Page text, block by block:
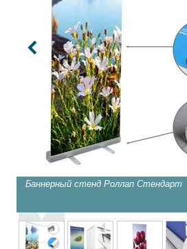
Баннерный стенд Роллап Стендарт